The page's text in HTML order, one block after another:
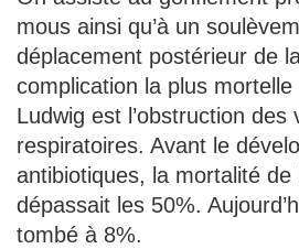
mous ainsi qu’à un
déplacement postérieur de
complication la plus mortelle
Ludwig est l’obstruction des
respiratoires. Avant le
antibiotiques, la mortalité de
dépassait les 50%.
tombé à 8%.